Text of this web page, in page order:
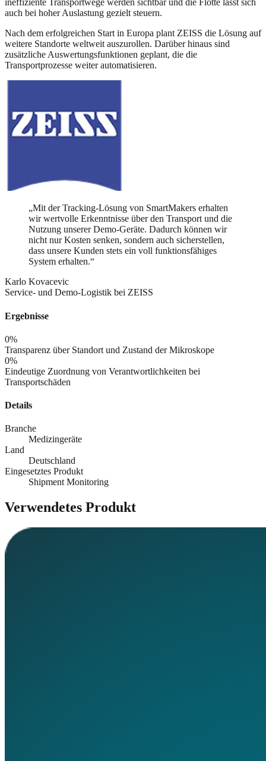
ineffiziente Transportwege werden sichtbar und die Flotte lässt sich
auch bei hoher Auslastung gezielt steuern.
Nach dem erfolgreichen Start in Europa plant ZEISS die Lösung auf
weitere Standorte weltweit auszurollen. Darüber hinaus sind
zusätzliche Auswertungsfunktionen geplant, die die
Transportprozesse weiter automatisieren.
„Mit der Tracking-Lösung von SmartMakers erhalten
wir wertvolle Erkenntnisse über den Transport und die
Nutzung unserer Demo-Geräte. Dadurch können wir
nicht nur Kosten senken, sondern auch sicherstellen,
dass unsere Kunden stets ein voll funktionsfähiges
System erhalten.“
Karlo Kovacevic
Service- und Demo-Logistik bei ZEISS
Ergebnisse
0%
Transparenz über Standort und Zustand der Mikroskope
0%
Eindeutige Zuordnung von Verantwortlichkeiten bei
Transportschäden
Details
Branche
Medizingeräte
Land
Deutschland
Eingesetztes Produkt
Shipment Monitoring
Verwendetes Produkt